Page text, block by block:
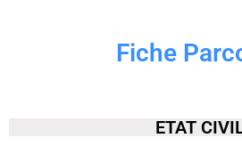
Fiche
ETAT